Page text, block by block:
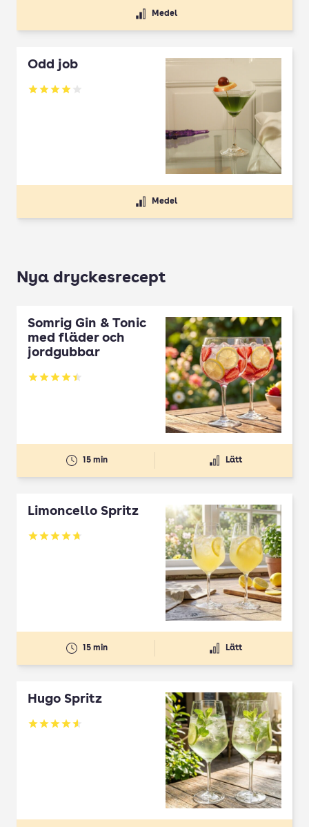
Medel
Odd job
Betyg: 4 av 5
Medel
Nya dryckesrecept
Somrig Gin & Tonic
med fläder och
jordgubbar
Betyg: 4.45 av 5
15 min Lätt
Limoncello Spritz
Betyg: 4.7 av 5
15 min Lätt
Hugo Spritz
Betyg: 4.61 av 5